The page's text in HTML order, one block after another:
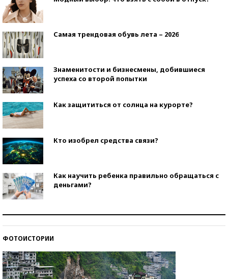
Самая трендовая обувь лета – 2026
Знаменитости и бизнесмены, добившиеся
успеха со второй попытки
Как защититься от солнца на курорте?
Кто изобрел средства связи?
Как научить ребенка правильно обращаться с
деньгами?
ФОТОИСТОРИИ